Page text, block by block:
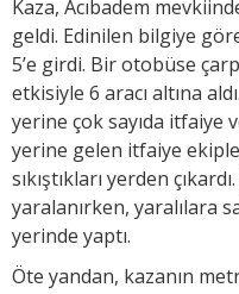
Kaza, Acıbadem
geldi. Edinilen bilgiye
5’e girdi. Bir otobüse
etkisiyle 6 aracı altına
yerine çok sayıda itfaiye
yerine gelen itfaiye
sıkıştıkları yerden
yaralanırken, yaralılara
yerinde yaptı.
Öte yandan, kazanın